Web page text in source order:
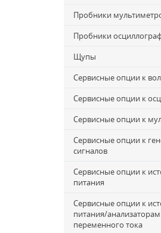
Пробники
Пробники
Щупы
Сервисные опции к
Сервисные опции к
Сервисные опции к
Сервисные опции к
сигналов
Сервисные опции к
питания
Сервисные опции к
питания/
переменного тока